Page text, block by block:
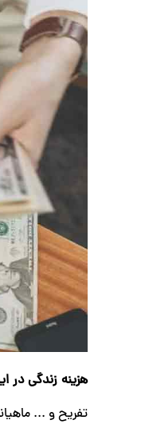
هزینه زندگی در
تفریح و ... ماهیانه ۷۰۰ تا ۱۰۰۰ یورو محاسبه